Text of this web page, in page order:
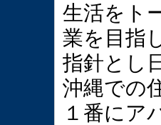
生活をト
業を目指
指針とし
沖縄での
１番にア